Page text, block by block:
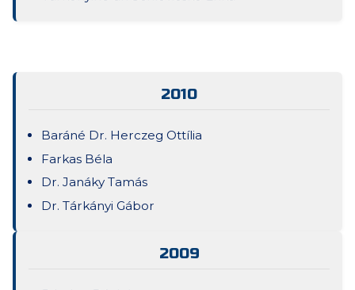
2010
Baráné Dr. Herczeg Ottília
Farkas Béla
Dr. Janáky Tamás
Dr. Tárkányi Gábor
2009